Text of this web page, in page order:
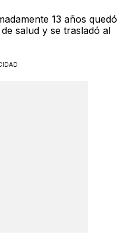
13 años quedó
salud y se trasladó al